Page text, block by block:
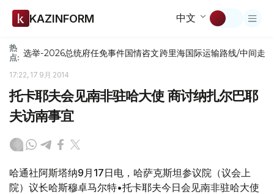
KAZINFORM 中文
热
点: 选举-2026总统府任免事件国情咨文跨里海国际运输路线/中间走廊
17:22, 17 9月 2014
托卡耶夫会见南非驻哈大使 商讨纳扎尔巴耶
夫访南事宜
哈通社阿斯塔纳9月17日电，哈萨克斯坦参议院（议会上
院）议长哈斯穆卓马尔特•托卡耶夫今日会见南非驻哈大使